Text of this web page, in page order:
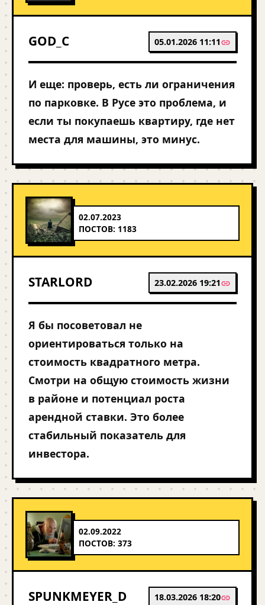
GOD_C 05.01.2026 11:11
И еще: проверь, есть ли ограничения
по парковке. В Русе это проблема, и
если ты покупаешь квартиру, где нет
места для машины, это минус.
02.07.2023
ПОСТОВ: 1183
STARLORD 23.02.2026 19:21
Я бы посоветовал не
ориентироваться только на
стоимость квадратного метра.
Смотри на общую стоимость жизни
в районе и потенциал роста
арендной ставки. Это более
стабильный показатель для
инвестора.
02.09.2022
ПОСТОВ: 373
SPUNKMEYER_D 18.03.2026 18:20